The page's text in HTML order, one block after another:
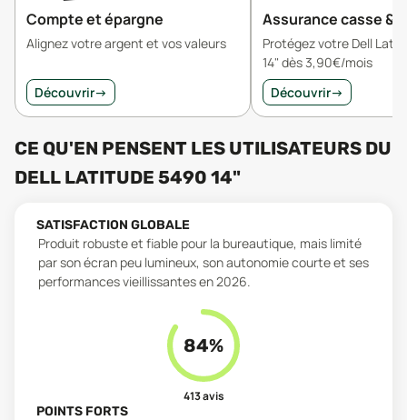
Compte et épargne
Alignez votre argent et vos valeurs
Découvrir→
Assurance casse &
Protégez votre Dell
14" dès 3,90€/mois
Découvrir→
CE QU'EN PENSENT LES UTILISATEURS DU
DELL LATITUDE 5490 14"
SATISFACTION GLOBALE
Produit robuste et fiable pour la bureautique, mais limité
par son écran peu lumineux, son autonomie courte et ses
performances vieillissantes en 2026.
84%
413avis
POINTS FORTS